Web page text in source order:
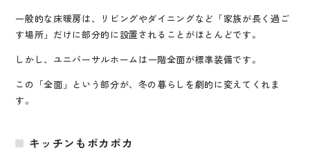
一般的な床暖房は、リビングやダイニングなど「家族が長く過ご
す場所」だけに部分的に設置されることがほとんどです。
しかし、ユニバーサルホームは一階全面が標準装備です。
この「全面」という部分が、冬の暮らしを劇的に変えてくれま
す。
キッチンもポカポカ